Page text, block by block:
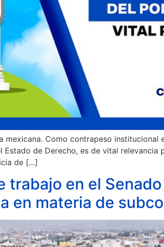
mexicana. Como contrapeso
de Derecho, es de vital
de […]
en el
en materia de